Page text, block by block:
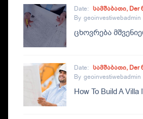
Date: Სამშაბათი, Der
By Geoinvestiwebadmin
Ცხოვრება
Date: Სამშაბათი, Der
By Geoinvestiwebadmin
How To Build A Villa